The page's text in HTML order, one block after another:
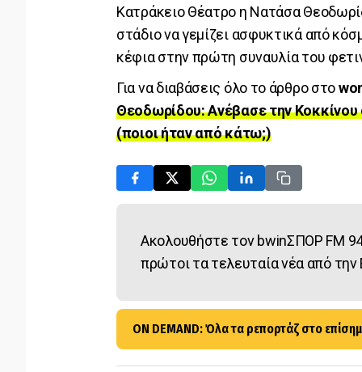
Κατράκειο Θέατρο η Νατάσα
στάδιο να γεμίζει ασφυκτικά από
κέφια στην πρώτη συναυλία του
Για να διαβάσεις όλο το άρθρο στο
Θεοδωρίδου: Ανέβασε την
(ποιοι ήταν από κάτω;)
Ακολουθήστε τον bwinΣΠΟΡ FM
πρώτοι τα τελευταία νέα από την
ON DEMAND: Όλα τα ρεπορτάζ στο